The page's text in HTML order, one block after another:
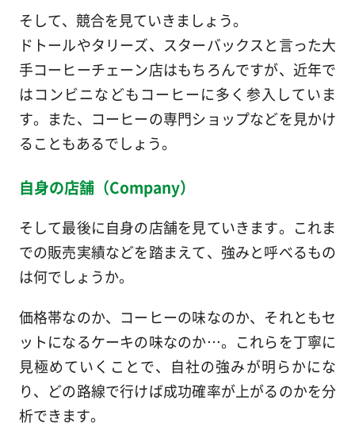
そして、競合を見ていきましょう。
ドトールやタリーズ、スターバックスと言った大
手コーヒーチェーン店はもちろんですが、近年で
はコンビニなどもコーヒーに多く参入していま
す。また、コーヒーの専門ショップなどを見かけ
ることもあるでしょう。
自身の店舗（Company）
そして最後に自身の店舗を見ていきます。これま
での販売実績などを踏まえて、強みと呼べるもの
は何でしょうか。
価格帯なのか、コーヒーの味なのか、それともセ
ットになるケーキの味なのか…。これらを丁寧に
見極めていくことで、自社の強みが明らかにな
り、どの路線で行けば成功確率が上がるのかを分
析できます。